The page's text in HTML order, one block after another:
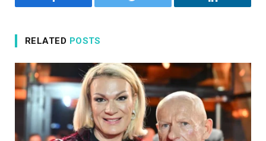
Facebook Twitter LinkedIn
RELATED POSTS